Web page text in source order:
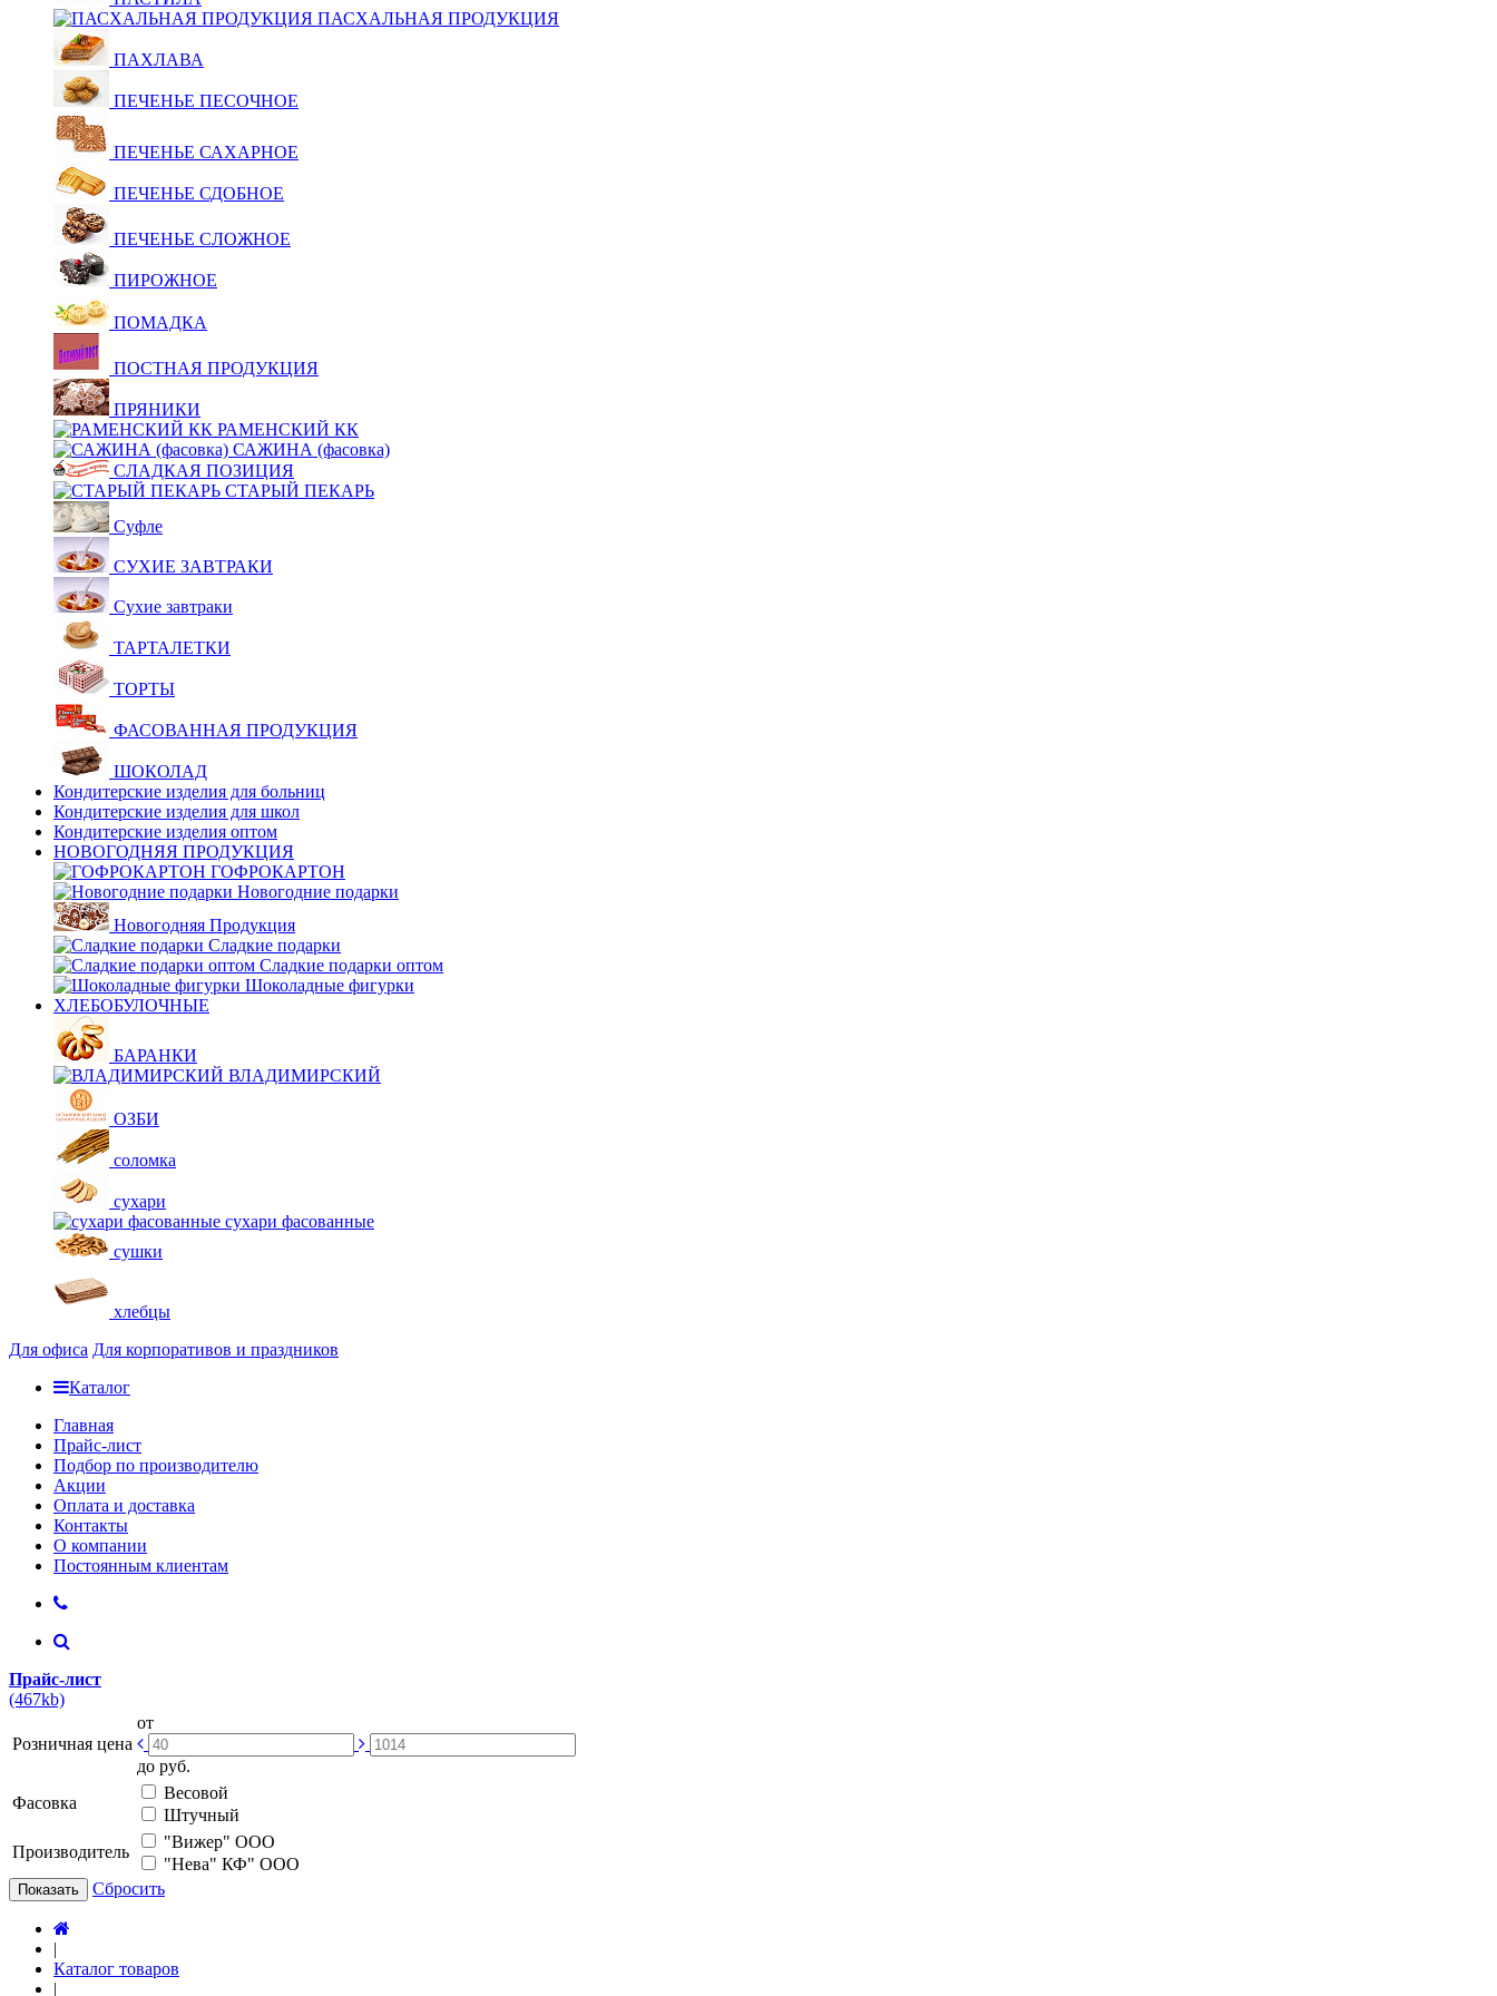
ПАСХАЛЬНАЯ ПРОДУКЦИЯ
ПАХЛАВА
ПЕЧЕНЬЕ ПЕСОЧНОЕ
ПЕЧЕНЬЕ САХАРНОЕ
ПЕЧЕНЬЕ СДОБНОЕ
ПЕЧЕНЬЕ СЛОЖНОЕ
ПИРОЖНОЕ
ПОМАДКА
ПОСТНАЯ ПРОДУКЦИЯ
ПРЯНИКИ
РАМЕНСКИЙ КК
САЖИНА (фасовка)
СЛАДКАЯ ПОЗИЦИЯ
СТАРЫЙ ПЕКАРЬ
Суфле
СУХИЕ ЗАВТРАКИ
Сухие завтраки
ТАРТАЛЕТКИ
ТОРТЫ
ФАСОВАННАЯ ПРОДУКЦИЯ
ШОКОЛАД
Кондитерские изделия для больниц
Кондитерские изделия для школ
Кондитерские изделия оптом
НОВОГОДНЯЯ ПРОДУКЦИЯ
ГОФРОКАРТОН
Новогодние подарки
Новогодняя Продукция
Сладкие подарки
Сладкие подарки оптом
Шоколадные фигурки
ХЛЕБОБУЛОЧНЫЕ
БАРАНКИ
ВЛАДИМИРСКИЙ
ОЗБИ
соломка
сухари
сухари фасованные
сушки
хлебцы
Для офиса Для корпоративов и праздников
Каталог
Главная
Прайс-лист
Подбор по производителю
Акции
Оплата и доставка
Контакты
О компании
Постоянным клиентам
Прайс-лист
(467kb)
Розничная цена
от
до руб.
Фасовка
Весовой
Штучный
Производитель
"Вижер" ООО
"Нева" КФ" ООО
Показать Сбросить
|
Каталог товаров
|